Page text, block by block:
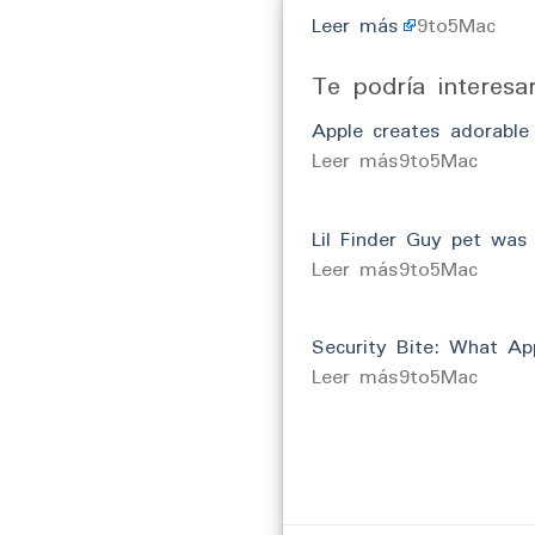
Leer más 9to5Mac
Te podría
Apple creates
​Leer más9to5Mac
Lil Finder Guy pet
​Leer más9to5Mac
Security Bite: What
​Leer más9to5Mac